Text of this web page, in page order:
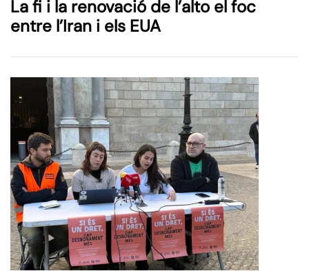
La fi i la renovació de l’alto el foc
entre l’Iran i els EUA